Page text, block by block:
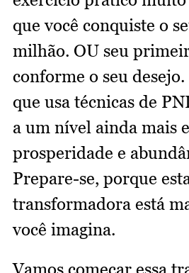
que você conquiste o
milhão. OU seu
conforme o seu
que usa técnicas de
a um nível ainda mais
prosperidade e
Prepare-se, porque
transformadora está
você imagina.